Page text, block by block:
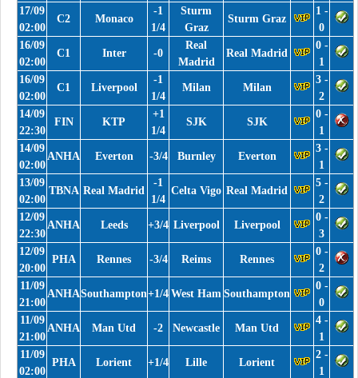
17/09
02:00
C2 Monaco
-1
1/4
Sturm
Graz
Sturm Graz
1 -
0
16/09
02:00
C1 Inter -0
Real
Madrid
Real Madrid
0 -
1
16/09
02:00
C1 Liverpool
-1
1/4
Milan Milan
3 -
2
14/09
22:30
FIN KTP
+1
1/4
SJK SJK
0 -
1
14/09
02:00
ANHA Everton -3/4 Burnley Everton
3 -
1
13/09
02:00
TBNA Real Madrid
-1
1/4
Celta Vigo Real Madrid
5 -
2
12/09
22:30
ANHA Leeds +3/4 Liverpool Liverpool
0 -
3
12/09
20:00
PHA Rennes -3/4 Reims Rennes
0 -
2
11/09
21:00
ANHASouthampton+1/4 West Ham Southampton
0 -
0
11/09
21:00
ANHA Man Utd -2 Newcastle Man Utd
4 -
1
11/09
02:00
PHA Lorient +1/4 Lille Lorient
2 -
1